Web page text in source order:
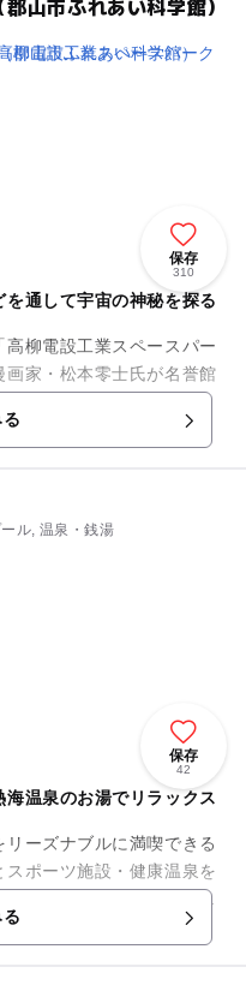
山市ふれあい科学館）
保存
310
通して宇宙の神秘を探る
柳電設工業スペースパー
家・松本零士氏が名誉館
ーンには、サイエンスシ
ル, 温泉・銭湯
保存
42
温泉のお湯でリラックス
ーズナブルに満喫できる
ポーツ施設・健康温泉を
と磐梯熱海温泉を楽しん